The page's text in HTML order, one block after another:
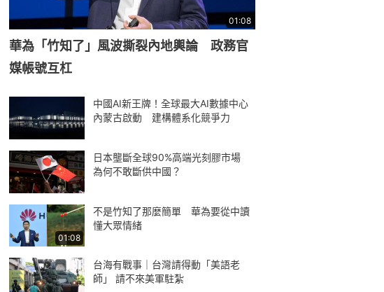
01:08
華為「竹知了」風波撕裂內地輿論 政務官
媒帳號互杠
中國AI新王牌！全球最大AI數據中心
內蒙古啟動 建構體系化競爭力
日本壟斷全球90%高端光刻膠市場
為何不敢斷供中國？
01:08
不是竹知了那麼簡單 華為要從中讀
懂大眾情緒
台海有戰事｜台灣請得動「美語老
師」 請不來美軍駐紮